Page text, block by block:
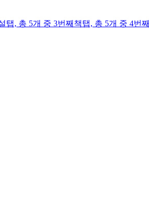
탭, 총 5개 중 3번째 책탭, 총 5개 중 4번째